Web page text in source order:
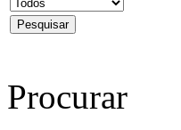
Procurar